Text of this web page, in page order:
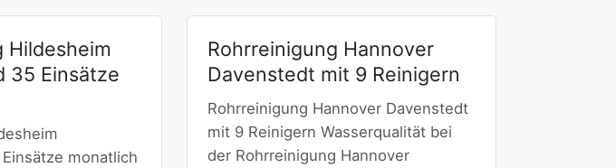
Hildesheim
35 Einsätze
monatlich
Rohrreinigung Hannover
Davenstedt mit 9 Reinigern
Rohrreinigung Hannover Davenstedt
mit 9 Reinigern Wasserqualität bei
der Rohrreinigung Hannover